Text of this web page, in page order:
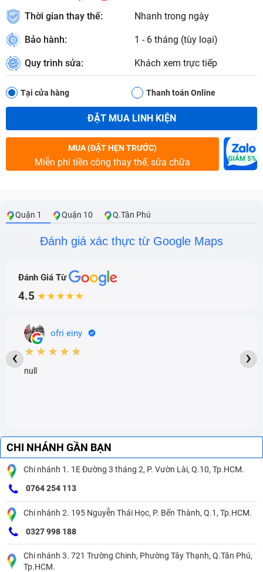
Thời gian thay thế: Nhanh trong ngày
Bảo hành: 1 - 6 tháng (tùy loại)
Quy trình sửa: Khách xem trực tiếp
Tại cửa hàng Thanh toán Online
ĐẶT MUA LINH KIỆN
MUA (ĐẶT HẸN TRƯỚC)
Miễn phí tiền công thay thế, sửa chữa
Quận 1 Quận 10 Q.Tân Phú
Đánh giá xác thực từ Google Maps
Đánh Giá Từ
4.5 ★★★★★
ofri einy
★★★★★
null
‹ ›
CHI NHÁNH GẦN BẠN
Chi nhánh 1. 1E Đường 3 tháng 2, P. Vườn Lài, Q.10, Tp.HCM.
0764 254 113
Chi nhánh 2. 195 Nguyễn Thái Học, P. Bến Thành, Q.1, Tp.HCM.
0327 998 188
Chi nhánh 3. 721 Trường Chinh, Phường Tây Thạnh, Q.Tân Phú,
Tp.HCM.